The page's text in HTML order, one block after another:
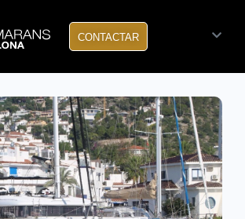
CONTACTAR